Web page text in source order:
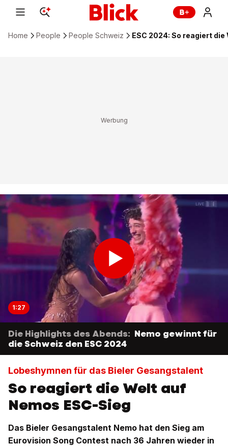
Home People People Schweiz ESC 2024: So reagiert
1:27
Die Highlights des Abends: Nemo gewinnt für
die Schweiz den ESC 2024
Lobeshymnen für das Bieler Gesangstalent
So reagiert die Welt auf
Nemos ESC-Sieg
Das Bieler Gesangstalent Nemo hat den Sieg am
Eurovision Song Contest nach 36 Jahren wieder in